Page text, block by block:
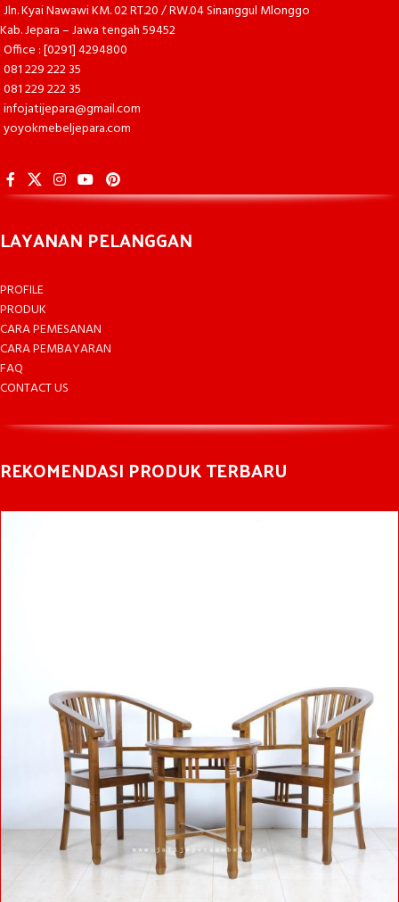
Jln. Kyai Nawawi KM. 02 RT.20 / RW.04 Sinanggul Mlonggo
Kab. Jepara – Jawa tengah 59452
Office : [0291] 4294800
081 229 222 35
081 229 222 35
infojatijepara@gmail.com
yoyokmebeljepara.com
LAYANAN PELANGGAN
PROFILE
PRODUK
CARA PEMESANAN
CARA PEMBAYARAN
FAQ
CONTACT US
REKOMENDASI PRODUK TERBARU